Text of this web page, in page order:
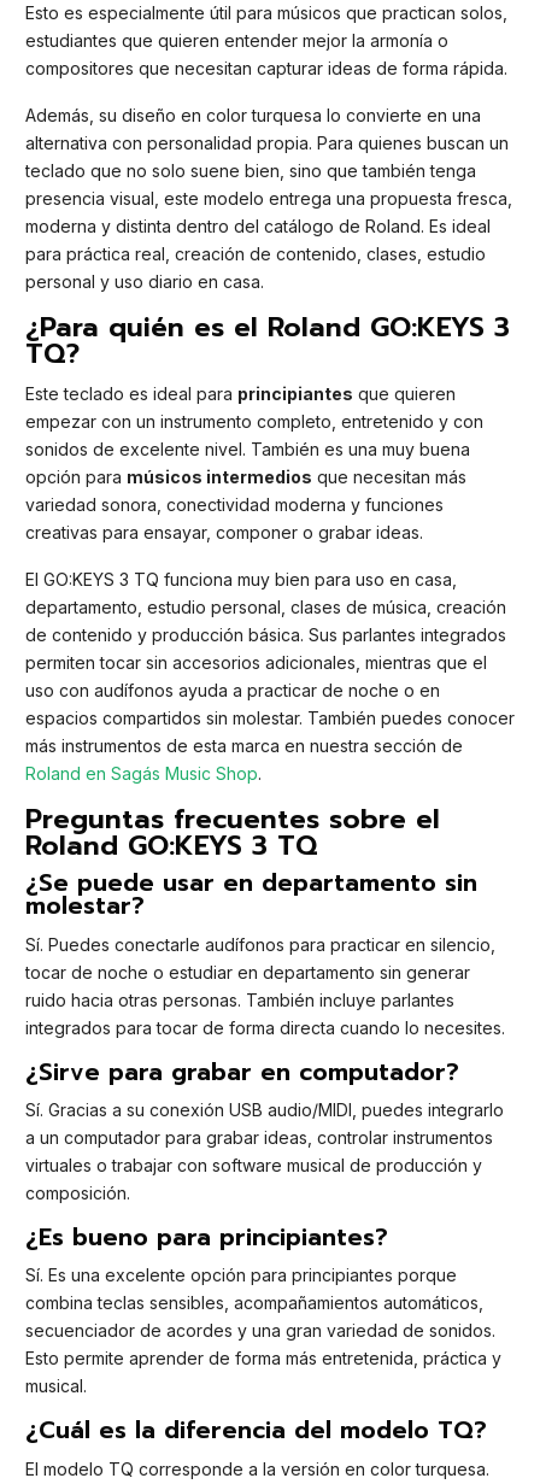
Esto es especialmente útil para músicos que practican solos,
estudiantes que quieren entender mejor la armonía o
compositores que necesitan capturar ideas de forma rápida.
Además, su diseño en color turquesa lo convierte en una
alternativa con personalidad propia. Para quienes buscan un
teclado que no solo suene bien, sino que también tenga
presencia visual, este modelo entrega una propuesta fresca,
moderna y distinta dentro del catálogo de Roland. Es ideal
para práctica real, creación de contenido, clases, estudio
personal y uso diario en casa.
¿Para quién es el Roland GO:KEYS 3
TQ?
Este teclado es ideal para principiantes que quieren
empezar con un instrumento completo, entretenido y con
sonidos de excelente nivel. También es una muy buena
opción para músicos intermedios que necesitan más
variedad sonora, conectividad moderna y funciones
creativas para ensayar, componer o grabar ideas.
El GO:KEYS 3 TQ funciona muy bien para uso en casa,
departamento, estudio personal, clases de música, creación
de contenido y producción básica. Sus parlantes integrados
permiten tocar sin accesorios adicionales, mientras que el
uso con audífonos ayuda a practicar de noche o en
espacios compartidos sin molestar. También puedes conocer
más instrumentos de esta marca en nuestra sección de
Roland en Sagás Music Shop.
Preguntas frecuentes sobre el
Roland GO:KEYS 3 TQ
¿Se puede usar en departamento sin
molestar?
Sí. Puedes conectarle audífonos para practicar en silencio,
tocar de noche o estudiar en departamento sin generar
ruido hacia otras personas. También incluye parlantes
integrados para tocar de forma directa cuando lo necesites.
¿Sirve para grabar en computador?
Sí. Gracias a su conexión USB audio/MIDI, puedes integrarlo
a un computador para grabar ideas, controlar instrumentos
virtuales o trabajar con software musical de producción y
composición.
¿Es bueno para principiantes?
Sí. Es una excelente opción para principiantes porque
combina teclas sensibles, acompañamientos automáticos,
secuenciador de acordes y una gran variedad de sonidos.
Esto permite aprender de forma más entretenida, práctica y
musical.
¿Cuál es la diferencia del modelo TQ?
El modelo TQ corresponde a la versión en color turquesa.